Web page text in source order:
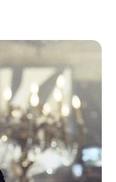
gerada pela
entre
e agora
disposto a ir.
para
significativo
maior
Who Became